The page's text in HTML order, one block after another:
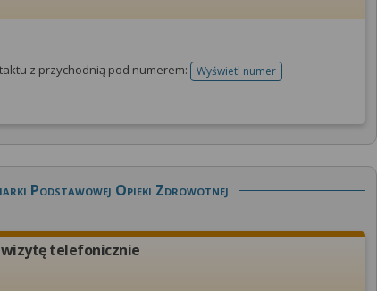
z przychodnią pod numerem: Wyświetl numertelefonu do rejestracji
Podstawowej Opieki Zdrowotnej
telefonicznie